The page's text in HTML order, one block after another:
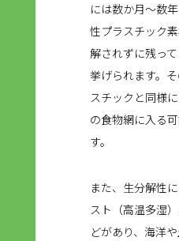
には数か月〜数
性プラスチック
解されずに残っ
挙げられます。
スチックと同様
の食物網に入る
す。
また、生分解性
スト（高温多湿
どがあり、海洋